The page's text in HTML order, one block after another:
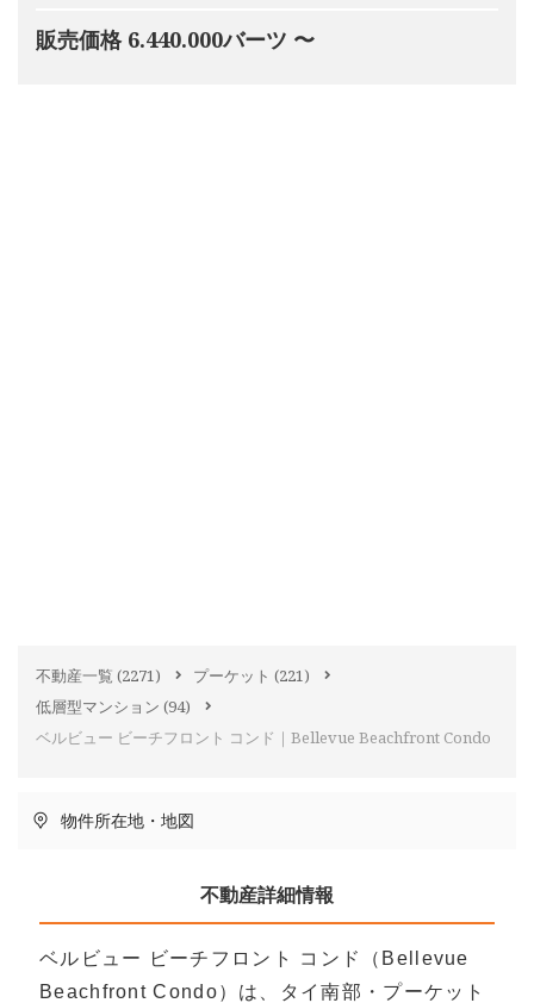
販売価格 6.440.000バーツ 〜
不動産一覧 (2271) プーケット (221)
低層型マンション (94)
ベルビュー ビーチフロント コンド｜Bellevue Beachfront Condo
物件所在地・地図
不動産詳細情報
ベルビュー ビーチフロント コンド（Bellevue
Beachfront Condo）は、タイ南部・プーケット